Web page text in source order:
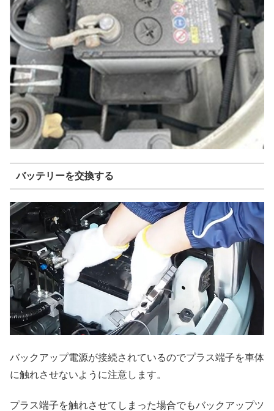
バッテリーを交換する
バックアップ電源が接続されているのでプラス端子を車体
に触れさせないように注意します。
プラス端子を触れさせてしまった場合でもバックアップツ